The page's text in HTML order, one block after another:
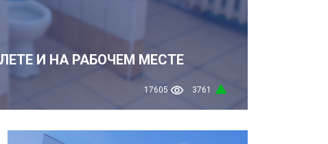
И НА РАБОЧЕМ МЕСТЕ
17605 3761